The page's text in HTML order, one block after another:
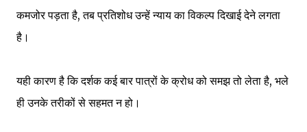
कमजोर पड़ता है, तब प्रतिशोध उन्हें न्याय का विकल्प दिखाई देने लगता
है।
यही कारण है कि दर्शक कई बार पात्रों के क्रोध को समझ तो लेता है, भले
ही उनके तरीकों से सहमत न हो।